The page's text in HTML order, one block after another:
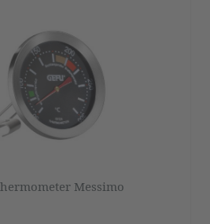
Messimo